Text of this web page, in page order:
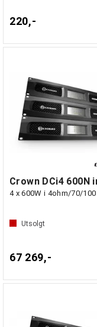
220,-
Utsolgt
67 269,-